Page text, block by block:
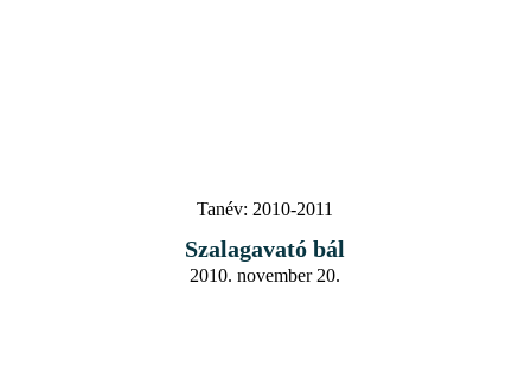
Tanév: 2010-2011
Szalagavató bál
2010. november 20.